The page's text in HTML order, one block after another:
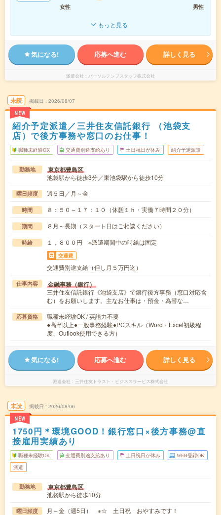
女性
男性
もっと見る
気になる! 応募へ進む 詳しく見る
派遣会社 パーソルテンプスタッフ株式会社
未読
NEW
掲載日 2026/08/07
紹介予定派遣／三井住友信託銀行 （池袋支
店）で後方事務や窓口のお仕事！
職種未経験OK 交通費別途支給あり 土日祝日が休み 紹介予定派遣
勤務地 東京都豊島区
池袋駅から徒歩3分／東池袋駅から徒歩10分
曜日頻度 週５日／月～金
時間 ８：５０～１７：１０（休憩１ｈ・実働７時間２０分）
期間 ８月～長期（スタート日はご相談ください）
時給 １，８００円 ※派遣期間中の時給は固定
交通費
交通費別途支給（但し月５万円迄）
仕事内容 金融事務（銀行）
三井住友信託銀行《池袋支店》で銀行後方事務（窓口対応含
む）をお願いします。主なお仕事は・預金・為替な…
応募資格
職種未経験OK / 英語力不要
●高卒以上●一般事務経験●PCスキル（Word・Excel初級程
度、Outlook使用できる方）
気になる! 応募へ進む 詳しく見る
派遣会社 三井住友トラスト・ビジネスサービス株式会社
未読
NEW
掲載日 2026/08/06
1750円＊環境GOOD！銀行窓口×後方事務@直
接雇用実績あり
職種未経験OK 交通費別途支給あり 土日祝日が休み WEB登録OK
派遣
勤務地 東京都豊島区
池袋駅から徒歩10分
曜日頻度 月～金（週5日） ※☆ 土日祝 おやすみです！